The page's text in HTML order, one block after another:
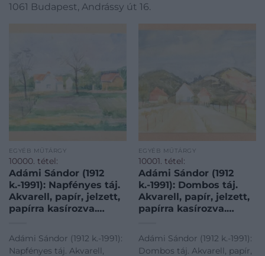
1061 Budapest, Andrássy út 16.
EGYÉB MŰTÁRGY
10000. tétel:
Adámi Sándor (1912
k.-1991): Napfényes táj.
Akvarell, papír, jelzett,
papírra kasírozva.
Adámi Sándor (1912 k.-1991):
Napfényes táj. Akvarell,
EGYÉB MŰTÁRGY
10001. tétel:
Adámi Sándor (1912
k.-1991): Dombos táj.
Akvarell, papír, jelzett,
papírra kasírozva.
Adámi Sándor (1912 k.-1991):
Dombos táj. Akvarell, papír,